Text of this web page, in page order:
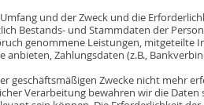
und der Zweck und die
Bestands- und Stammdaten der
genommene Leistungen,
Zahlungsdaten (z.B.,
geschäftsmäßigen Zwecke nicht mehr
Verarbeitung bewahren wir die